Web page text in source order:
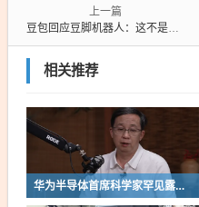
上一篇
豆包回应豆脚机器人：这不是我本人 但简直是我的互联网替身
相关推荐
华为半导体首席科学家罕见露面：摩尔定律迭代逻辑已变 经济性早已停滞